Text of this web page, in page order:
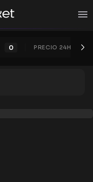
0 PRECIO 24H: 0